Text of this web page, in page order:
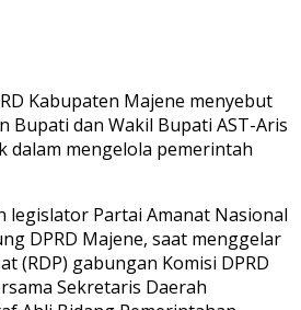
Kabupaten Majene menyebut
Bupati dan Wakil Bupati AST-Aris
dalam mengelola pemerintah
legislator Partai Amanat Nasional
DPRD Majene, saat menggelar
(RDP) gabungan Komisi DPRD
Sekretaris Daerah